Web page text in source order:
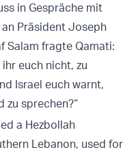
in Gespräche mit
Präsident Joseph
Salam fragte Qamati:
euch nicht, zu
Israel euch warnt,
zu sprechen?“
a Hezbollah
Lebanon, used for